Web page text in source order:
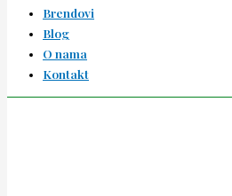
Brendovi
Blog
O nama
Kontakt